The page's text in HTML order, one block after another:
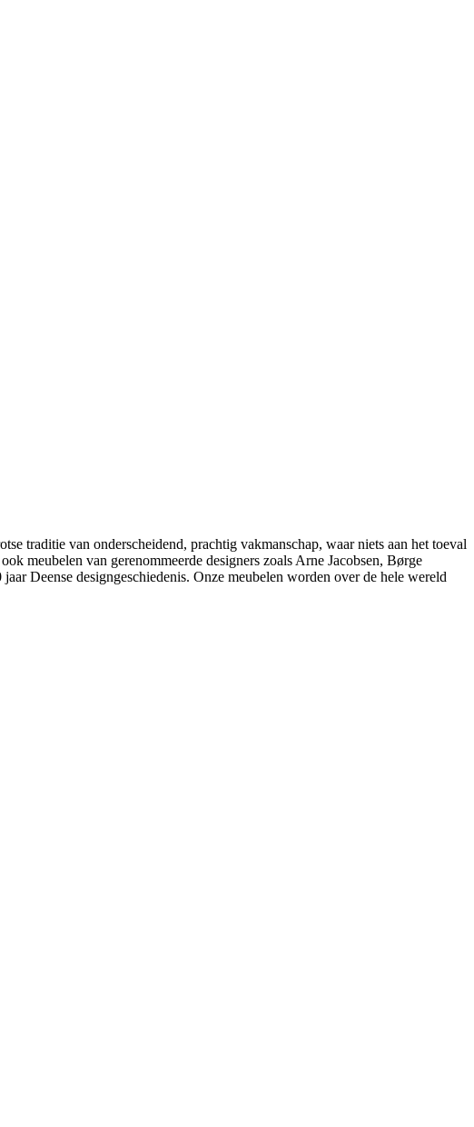
traditie van onderscheidend, prachtig vakmanschap, waar niets aan het toeval
meubelen van gerenommeerde designers zoals Arne Jacobsen, Børge
Deense designgeschiedenis. Onze meubelen worden over de hele wereld